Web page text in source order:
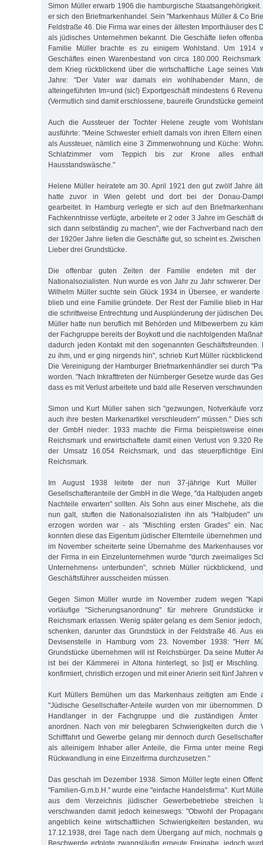
Simon Müller erwarb 1906 die hamburgische
er sich den Briefmarkenhandel. Sein "Markenhaus Müller & Co
Feldstraße 46. Die Firma war eines der ältesten Importhäuser des
als jüdisches Unternehmen bekannt. Die Geschäfte liefen
Familie Müller brachte es zu einigem Wohlstand. Um 1914
Geschäftes einen Warenbestand von circa 180.000
dem Krieg rückblickend über die wirtschaftliche Lage seines
Jahre: "Der Vater war damals ein wohlhabender Mann,
alteingeführten Im=und (sic!) Exportgeschäft mindestens 6
(Vermutlich sind damit erschlossene, baureife Grundstücke
Auch die Aussteuer der Tochter Helene zeugte vom
ausführte: "Meine Schwester erhielt damals von ihren Eltern
als Aussteuer, nämlich eine 3 Zimmerwohnung und Küche:
Schlafzimmer vom Teppich bis zur Krone alles
Hausstandswäsche."
Helene Müller heiratete am 30. April 1921 den gut zwölf Jahre
hatte zuvor in Wien gelebt und dort bei der Donau-
gearbeitet. In Hamburg verlegte er sich auf den
Fachkenntnisse verfügte, arbeitete er 2 oder 3 Jahre im Geschäft
sich dann selbständig zu machen", wie der Fachverband nach
der 1920er Jahre liefen die Geschäfte gut, so scheint es.
Lieber drei Grundstücke.
Die offenbar guten Zeiten der Familie endeten mit der
Nationalsozialisten. Nun wurde es von Jahr zu Jahr schwerer.
Wilhelm Müller suchte sein Glück 1934 in Übersee, er
blieb und eine Familie gründete. Der Rest der Familie blieb in
die schrittweise Entrechtung und Ausplünderung der jüdischen
Müller hatte nun beruflich mit Behörden und Mitbewerbern zu
der Fachgruppe bereits der Boykott und die nachfolgenden
dadurch jeden Kontakt mit den sogenannten Geschäftsfreunden.
zu ihm, und er ging nirgends hin", schrieb Kurt Müller
Die Vereinigung der Hamburger Briefmarkenhändler sei durch
worden. "Nach Inkrafttreten der Nürnberger Gesetze wurde das
dass es mit Verlust arbeitete und bald alle Reserven
Simon und Kurt Müller sahen sich "gezwungen, Notverkäufe
auch ihre besten Markenartikel verschleudern" müssen." Dies
der GmbH nieder: 1933 machte die Firma beispielsweise
Reichsmark und erwirtschaftete damit einen Verlust von 9.320
der Umsatz 16.054 Reichsmark, und das steuerpflichtige
Reichsmark.
Im August 1938 leitete der nun 37-jährige Kurt Müller
Gesellschafteranteile der GmbH in die Wege, "da Halbjuden
Nachteile erwarten" sollten. Als Sohn aus einer Mischehe, als
nun galt, stuften die Nationalsozialisten ihn als "Halbjuden"
erzogen worden war - als "Mischling ersten Grades" ein.
konnten diese das Eigentum jüdischer Elternteile übernehmen
im November scheiterte seine Übernahme des Markenhauses
der Firma in ein Einzelunternehmen wurde "durch zweimaliges
Unternehmens‹ unterbunden", schrieb Müller rückblickend,
Geschäftsführer ausscheiden müssen.
Gegen Simon Müller wurde im November zudem wegen
vorläufige "Sicherungsanordnung" für mehrere Grundstücke
Reichsmark erlassen. Wenig später gelang es dem Senior
schenken, darunter das Grundstück in der Feldstraße 46. Aus
Devisenstelle in Hamburg vom 23. November 1938: "Herr
Grundstücke übernehmen will ist Reichsbürger. Da seine Mutter
ist bei der Kämmerei in Altona hinterlegt, so [ist] er Mischling.
konfirmiert, christlich erzogen und mit einer Arierin seit fünf Jahren
Kurt Müllers Bemühen um das Markenhaus zeitigten am Ende
"Jüdische Gesellschafter-Anteile wurden von mir übernommen.
Handlanger in der Fachgruppe und die zuständigen Ämter
anordnen. Nach von mir belegbaren Schwierigkeiten durch die
Schifffahrt und Gewerbe gelang mir dennoch durch
als alleinigem Inhaber aller Anteile, die Firma unter meine
Rückwandlung in eine Einzelfirma durchzusetzen."
Das geschah im Dezember 1938. Simon Müller legte einen
"Familien-G.m.b.H." wurde eine "einfache Handelsfirma". Kurt
aus dem Verzeichnis jüdischer Gewerbebetriebe streichen
verschwanden damit jedoch keineswegs: "Obwohl der
angeblich keine wirtschaftlichen Schwierigkeiten bestanden,
17.12.1938, drei Tage nach dem Übergang auf mich, nochmals
Beschwerde erfolgte zwangsläufig erneute Freigabe, jedoch